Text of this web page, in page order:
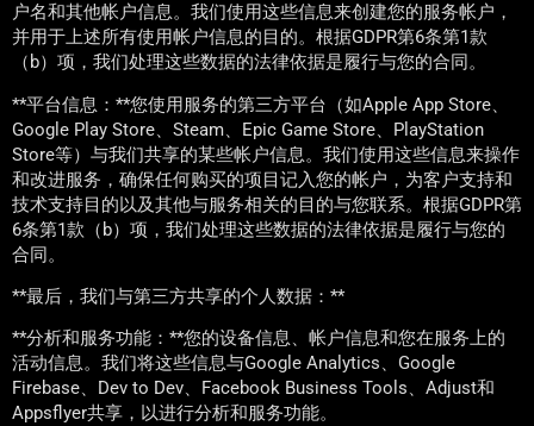
户名和其他帐户信息。我们使用这些信息来创建您的服务帐户，
并用于上述所有使用帐户信息的目的。根据GDPR第6条第1款
（b）项，我们处理这些数据的法律依据是履行与您的合同。
**平台信息：**您使用服务的第三方平台（如Apple App Store、
Google Play Store、Steam、Epic Game Store、PlayStation
Store等）与我们共享的某些帐户信息。我们使用这些信息来操作
和改进服务，确保任何购买的项目记入您的帐户，为客户支持和
技术支持目的以及其他与服务相关的目的与您联系。根据GDPR第
6条第1款（b）项，我们处理这些数据的法律依据是履行与您的
合同。
**最后，我们与第三方共享的个人数据：**
**分析和服务功能：**您的设备信息、帐户信息和您在服务上的
活动信息。我们将这些信息与Google Analytics、Google
Firebase、Dev to Dev、Facebook Business Tools、Adjust和
Appsflyer共享，以进行分析和服务功能。